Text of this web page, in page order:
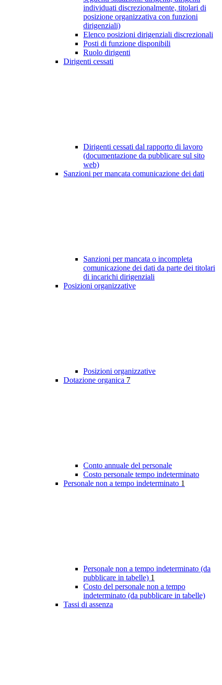
individuati discrezionalmente, titolari di
posizione organizzativa con funzioni
dirigenziali)
Elenco posizioni dirigenziali discrezionali
Posti di funzione disponibili
Ruolo dirigenti
Dirigenti cessati
Dirigenti cessati dal rapporto di lavoro
(documentazione da pubblicare sul sito
web)
Sanzioni per mancata comunicazione dei dati
Sanzioni per mancata o incompleta
comunicazione dei dati da parte dei titolari
di incarichi dirigenziali
Posizioni organizzative
Posizioni organizzative
Dotazione organica 7
Conto annuale del personale
Costo personale tempo indeterminato
Personale non a tempo indeterminato 1
Personale non a tempo indeterminato (da
pubblicare in tabelle) 1
Costo del personale non a tempo
indeterminato (da pubblicare in tabelle)
Tassi di assenza